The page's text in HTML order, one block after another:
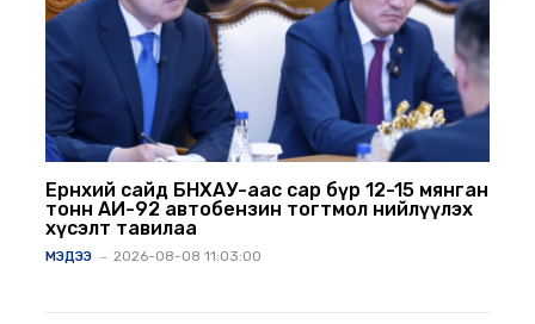
Ерөнхий сайд БНХАУ-аас сар бүр 12-15 мянган
тонн АИ-92 автобензин тогтмол нийлүүлэх
хүсэлт тавилаа
МЭДЭЭ 2026-08-08 11:03:00